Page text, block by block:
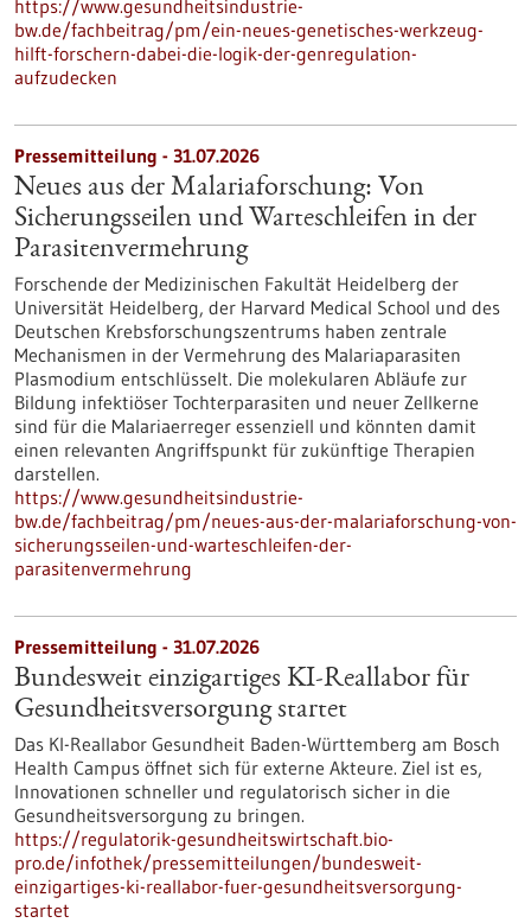
https://www.gesundheitsindustrie-
bw.de/fachbeitrag/pm/ein-neues-genetisches-werkzeug-
hilft-forschern-dabei-die-logik-der-genregulation-
aufzudecken
Pressemitteilung - 31.07.2026
Neues aus der Malariaforschung: Von
Sicherungsseilen und Warteschleifen in der
Parasitenvermehrung
Forschende der Medizinischen Fakultät Heidelberg der
Universität Heidelberg, der Harvard Medical School und des
Deutschen Krebsforschungszentrums haben zentrale
Mechanismen in der Vermehrung des Malariaparasiten
Plasmodium entschlüsselt. Die molekularen Abläufe zur
Bildung infektiöser Tochterparasiten und neuer Zellkerne
sind für die Malariaerreger essenziell und könnten damit
einen relevanten Angriffspunkt für zukünftige Therapien
darstellen.
https://www.gesundheitsindustrie-
bw.de/fachbeitrag/pm/neues-aus-der-malariaforschung-von-
sicherungsseilen-und-warteschleifen-der-
parasitenvermehrung
Pressemitteilung - 31.07.2026
Bundesweit einzigartiges KI-Reallabor für
Gesundheits­versorgung startet
Das KI-Reallabor Gesundheit Baden-Württemberg am Bosch
Health Campus öffnet sich für externe Akteure. Ziel ist es,
Innovationen schneller und regulatorisch sicher in die
Gesundheitsversorgung zu bringen.
https://regulatorik-gesundheitswirtschaft.bio-
pro.de/infothek/pressemitteilungen/bundesweit-
einzigartiges-ki-reallabor-fuer-gesundheitsversorgung-
startet